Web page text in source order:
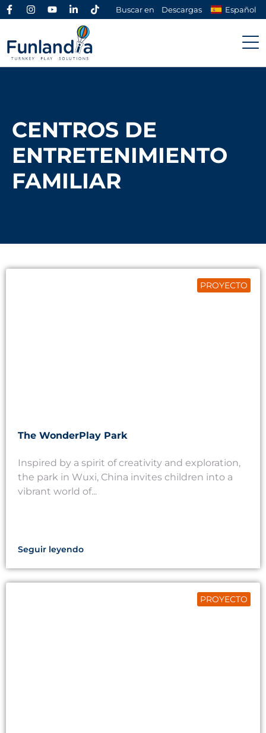
Buscar en Descargas Español
CENTROS DE
ENTRETENIMIENTO
FAMILIAR
The WonderPlay Park
Inspired by a spirit of creativity and exploration,
the park in Wuxi, China invites children into a
vibrant world of...
Seguir leyendo
PROYECTO
PROYECTO